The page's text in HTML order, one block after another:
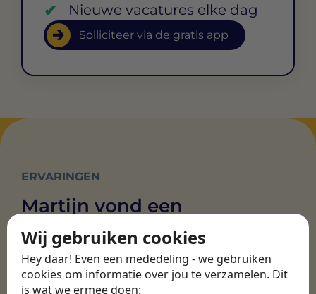
Wij gebruiken cookies
Hey daar! Even een mededeling - we gebruiken
cookies om informatie over jou te verzamelen. Dit
is wat we ermee doen:
Nieuwe vacatures elke dag
Solliciteer via de gratis app
ERVARINGEN
Martijn vond een
nieuwe baan bij
CBEE